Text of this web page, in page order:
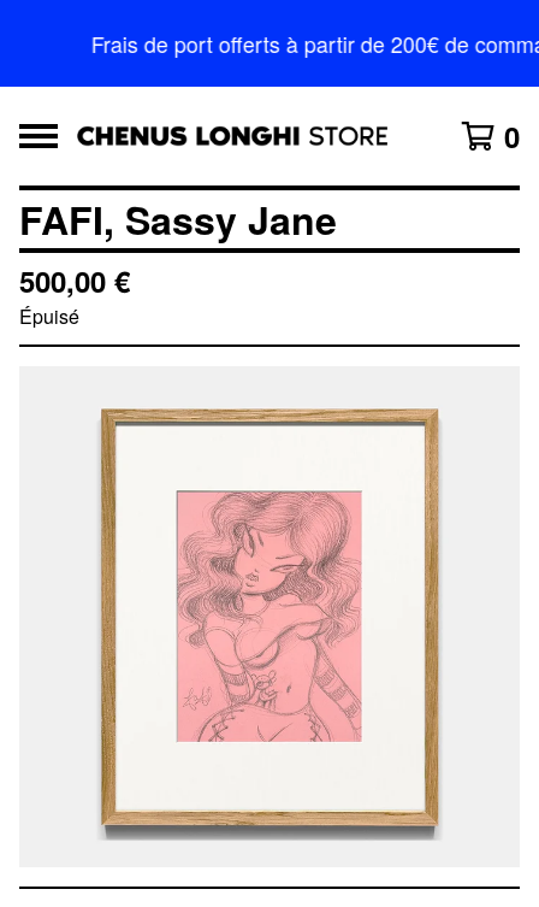
Frais de port offerts à partir de 200€ de
0
FAFI, Sassy Jane
500,00 €
Épuisé